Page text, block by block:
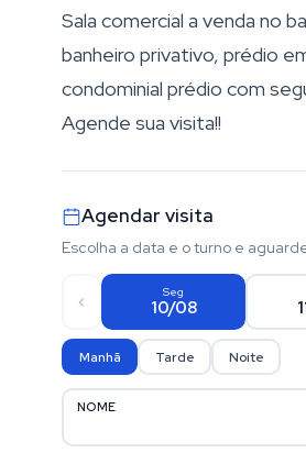
Sala comercial a venda no
banheiro privativo, prédio
condominial prédio com
Agende sua visita!!
Agendar visita
Escolha a data e o turno e
Seg
10/08
Manhã Tarde Noite
NOME